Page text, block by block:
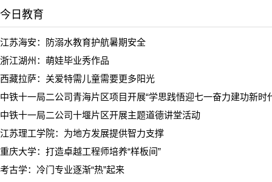
今日教育
江苏海安：防溺水教育护航暑期安全
浙江湖州：萌娃毕业秀作品
西藏拉萨：关爱特需儿童需要更多阳光
中铁十一局二公司青海片区项目开展“学思践悟迎七一奋力建功新时
中铁十一局二公司十堰片区开展主题道德讲堂活动
江苏理工学院：为地方发展提供智力支撑
重庆大学：打造卓越工程师培养“样板间”
考古学：冷门专业逐渐“热”起来